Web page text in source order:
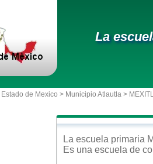
La
Estado de Mexico > Municipio Atlautla >
La escuela primaria
Es una escuela de